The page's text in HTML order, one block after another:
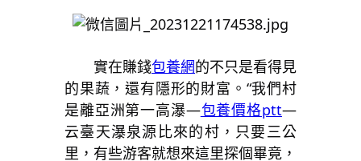
實在賺錢包養網的不只是看得見
的果蔬，還有隱形的財富。“我們村
是離亞洲第一高瀑—包養價格ptt—
云臺天瀑泉源比來的村，只要三公
里，有些游客就想來這里探個畢竟，